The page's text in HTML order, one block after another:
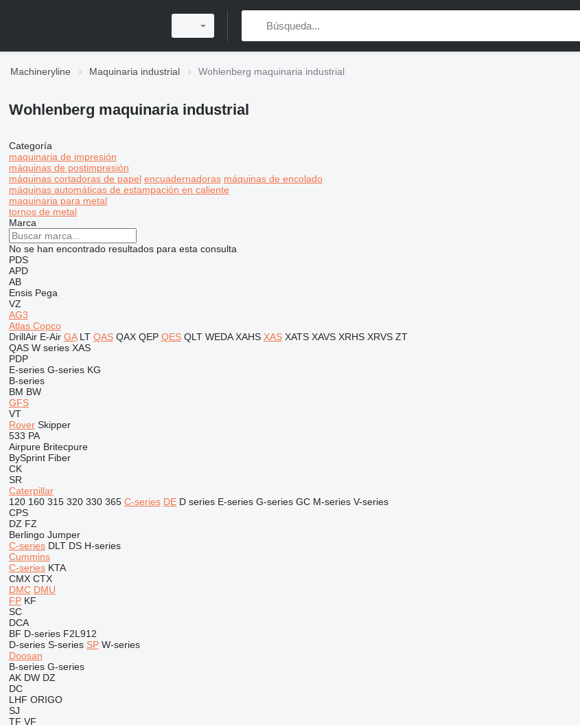
Machineryline Maquinaria industrial Wohlenberg maquinaria industrial
Wohlenberg maquinaria industrial
Categoría
maquinaria de impresión
máquinas de postimpresión
máquinas cortadoras de papel encuadernadoras máquinas de encolado
máquinas automáticas de estampación en caliente
maquinaria para metal
tornos de metal
Marca
No se han encontrado resultados para esta consulta
PDS
APD
AB
Ensis Pega
VZ
AG3
Atlas Copco
DrillAir E-Air GA LT QAS QAX QEP QES QLT WEDA XAHS XAS XATS XAVS XRHS XRVS ZT
QAS W series XAS
PDP
E-series G-series KG
B-series
BM BW
GFS
VT
Rover Skipper
533 PA
Airpure Britecpure
BySprint Fiber
CK
SR
Caterpillar
120 160 315 320 330 365 C-series DE D series E-series G-series GC M-series V-series
CPS
DZ FZ
Berlingo Jumper
C-series DLT DS H-series
Cummins
C-series KTA
CMX CTX
DMC DMU
FP KF
SC
DCA
BF D-series F2L912
D-series S-series SP W-series
Doosan
B-series G-series
AK DW DZ
DC
LHF ORIGO
SJ
TF VF